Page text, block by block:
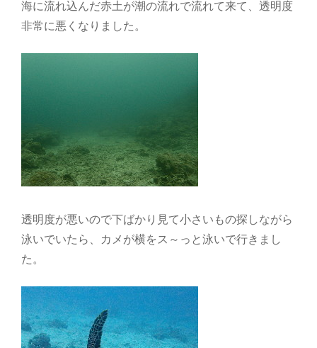
海に流れ込んだ赤土が潮の流れで流れて来て、透明度
非常に悪くなりました。
透明度が悪いので下ばかり見て小さいもの探しながら
泳いでいたら、カメが横をス～っと泳いで行きまし
た。